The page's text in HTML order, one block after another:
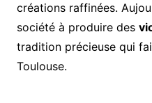
créations raffinées.
société à produire des
tradition précieuse qui
Toulouse.